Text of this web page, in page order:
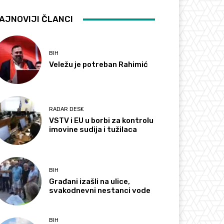
ČLANCI
BIH
Veležu je potreban Rahimić
RADAR DESK
VSTV i EU u borbi za kontrolu
imovine sudija i tužilaca
BIH
Građani izašli na ulice,
svakodnevni nestanci vode
BIH